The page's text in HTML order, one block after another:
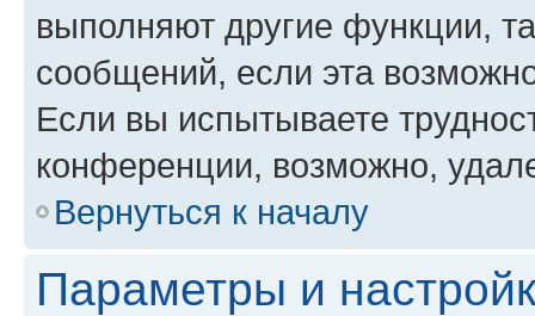
выполняют другие функции,
сообщений, если эта
Если вы испытываете
конференции, возможно,
Вернуться к началу
Параметры и